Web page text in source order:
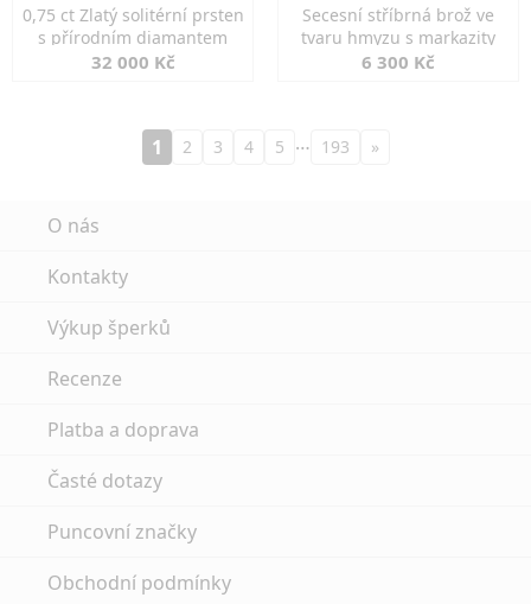
0,75 ct Zlatý solitérní prsten
s přírodním diamantem
32 000 Kč
Secesní stříbrná brož ve
tvaru hmyzu s markazity
6 300 Kč
1 2 3 4 5 … 193 »
O nás
Kontakty
Výkup šperků
Recenze
Platba a doprava
Časté dotazy
Puncovní značky
Obchodní podmínky